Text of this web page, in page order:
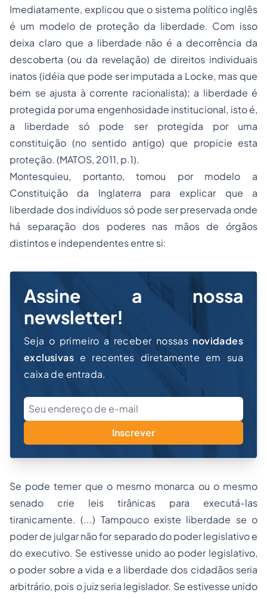
Imediatamente, explicou que o sistema político inglês
é um modelo de proteção da liberdade. Com isso
deixa claro que a liberdade não é a decorrência da
descoberta (ou da revelação) de direitos individuais
inatos (idéia que pode ser imputada a Locke, mas que
bem se ajusta à corrente racionalista); a liberdade é
protegida por uma engenhosidade institucional, isto é,
a liberdade só pode ser protegida por uma
constituição (no sentido antigo) que propicie esta
proteção. (MATOS, 2011, p.1).
Montesquieu, portanto, tomou por modelo a
Constituição da Inglaterra para explicar que a
liberdade dos indivíduos só pode ser preservada onde
há separação dos poderes nas mãos de órgãos
distintos e independentes entre si:
Assine a nossa
newsletter!
Seja o primeiro a receber nossas novidades
exclusivas e recentes diretamente em sua
caixa de entrada.
Inscrever
Se pode temer que o mesmo monarca ou o mesmo
senado crie leis tirânicas para executá-las
tiranicamente. (...) Tampouco existe liberdade se o
poder de julgar não for separado do poder legislativo e
do executivo. Se estivesse unido ao poder legislativo,
o poder sobre a vida e a liberdade dos cidadãos seria
arbitrário, pois o juiz seria legislador. Se estivesse unido